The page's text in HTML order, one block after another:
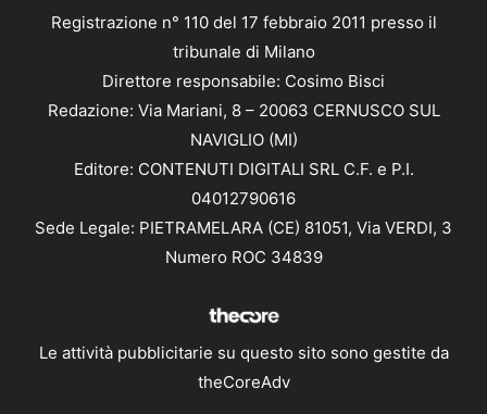
Registrazione n° 110 del 17 febbraio 2011 presso il
tribunale di Milano
Direttore responsabile: Cosimo Bisci
Redazione: Via Mariani, 8 – 20063 CERNUSCO SUL
NAVIGLIO (MI)
Editore: CONTENUTI DIGITALI SRL C.F. e P.I.
04012790616
Sede Legale: PIETRAMELARA (CE) 81051, Via VERDI, 3
Numero ROC 34839
Le attività pubblicitarie su questo sito sono gestite da
theCoreAdv